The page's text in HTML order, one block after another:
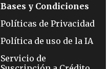
Bases y Condiciones
Políticas de Privacidad
Política de uso de la IA
Servicio de